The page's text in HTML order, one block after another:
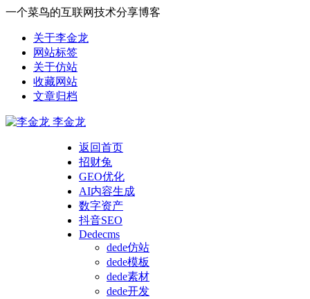
一个菜鸟的互联网技术分享博客
关于李金龙
网站标签
关于仿站
收藏网站
文章归档
李金龙
返回首页
招财兔
GEO优化
AI内容生成
数字资产
抖音SEO
Dedecms
dede仿站
dede模板
dede素材
dede开发